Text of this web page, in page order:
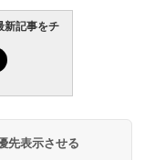
新記事をチ
先表示させる